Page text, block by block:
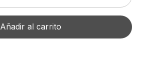
Añadir al carrito